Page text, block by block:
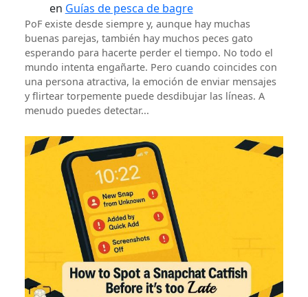
en Guías de pesca de bagre
PoF existe desde siempre y, aunque hay muchas
buenas parejas, también hay muchos peces gato
esperando para hacerte perder el tiempo. No todo el
mundo intenta engañarte. Pero cuando coincides con
una persona atractiva, la emoción de enviar mensajes
y flirtear torpemente puede desdibujar las líneas. A
menudo puedes detectar...